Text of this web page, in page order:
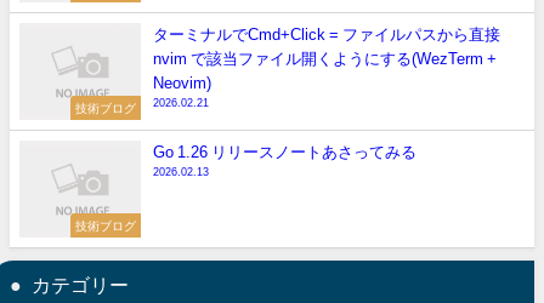
技術ブログ
ターミナルでCmd+Click = ファイルパスから直接
nvim で該当ファイル開くようにする(WezTerm +
Neovim)
2026.02.21
技術ブログ
Go 1.26 リリースノートあさってみる
2026.02.13
カテゴリー